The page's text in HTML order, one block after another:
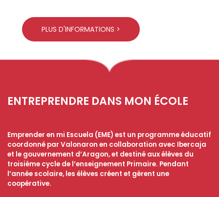
PLUS D'INFORMATIONS >
ENTREPRENDRE DANS MON ÉCOLE
Emprender en mi Escuela (EME) est un programme éducatif
coordonné par Valonaron en collaboration avec Ibercaja
et le gouvernement d’Aragon, et destiné aux élèves du
troisième cycle de l’enseignement Primaire. Pendant
l’année scolaire, les élèves créent et gèrent une
coopérative.